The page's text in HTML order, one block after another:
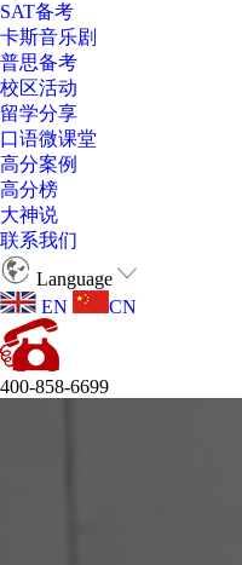
SAT备考
卡斯音乐剧
普思备考
校区活动
留学分享
口语微课堂
高分案例
高分榜
大神说
联系我们
Language
EN
CN
400-858-6699